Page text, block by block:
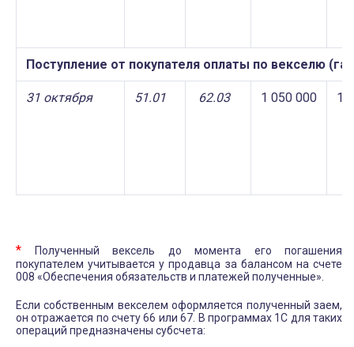
Поступление от покупателя оплаты по векселю
31 октября 51.01 62.03 1 050 000 1
* Полученный вексель до момента его погашения
покупателем учитывается у продавца за балансом на счете
008 «Обеспечения обязательств и платежей полученные».
Если собственным векселем оформляется полученный заем,
он отражается по счету 66 или 67. В программах 1С для таких
операций предназначены субсчета: